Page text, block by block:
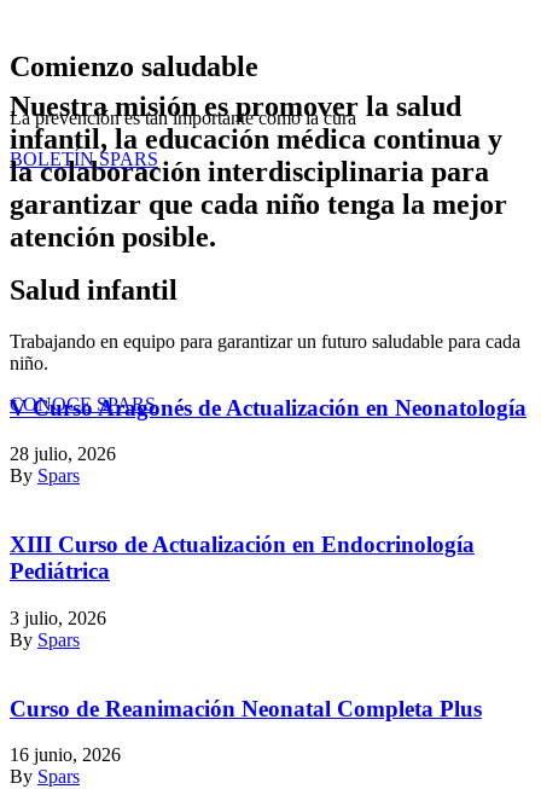
Comienzo saludable
La prevención es tan importante como la cura
BOLETÍN SPARS
Salud infantil
Trabajando en equipo para garantizar un futuro saludable para cada
niño.
CONOCE SPARS
Nuestra misión es promover la salud
infantil, la educación médica continua y
la colaboración interdisciplinaria para
garantizar que cada niño tenga la mejor
atención posible.
V Curso Aragonés de Actualización en Neonatología
28 julio, 2026
By Spars
XIII Curso de Actualización en Endocrinología
Pediátrica
3 julio, 2026
By Spars
Curso de Reanimación Neonatal Completa Plus
16 junio, 2026
By Spars